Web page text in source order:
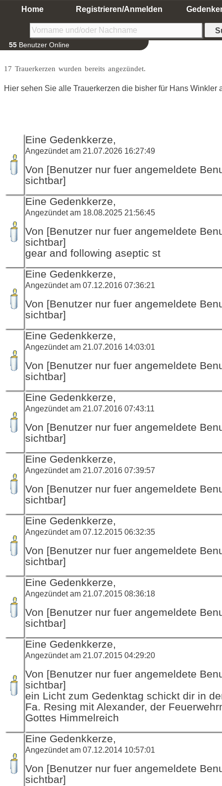
Home Registrieren/Anmelden
55 Benutzer Online
17 Trauerkerzen wurden bereits angezündet.
Hier sehen Sie alle Trauerkerzen die bisher für Hans Winkler
Eine Gedenkkerze,
Angezündet am 21.07.2026 16:27:49
Von [Benutzer nur fuer angemeldete
sichtbar]
Eine Gedenkkerze,
Angezündet am 18.08.2025 21:56:45
Von [Benutzer nur fuer angemeldete
sichtbar]
gear and following aseptic st
Eine Gedenkkerze,
Angezündet am 07.12.2016 07:36:21
Von [Benutzer nur fuer angemeldete
sichtbar]
Eine Gedenkkerze,
Angezündet am 21.07.2016 14:03:01
Von [Benutzer nur fuer angemeldete
sichtbar]
Eine Gedenkkerze,
Angezündet am 21.07.2016 07:43:11
Von [Benutzer nur fuer angemeldete
sichtbar]
Eine Gedenkkerze,
Angezündet am 21.07.2016 07:39:57
Von [Benutzer nur fuer angemeldete
sichtbar]
Eine Gedenkkerze,
Angezündet am 07.12.2015 06:32:35
Von [Benutzer nur fuer angemeldete
sichtbar]
Eine Gedenkkerze,
Angezündet am 21.07.2015 08:36:18
Von [Benutzer nur fuer angemeldete
sichtbar]
Eine Gedenkkerze,
Angezündet am 21.07.2015 04:29:20
Von [Benutzer nur fuer angemeldete
sichtbar]
ein Licht zum Gedenktag schickt dir in
Fa. Resing mit Alexander, der
Gottes Himmelreich
Eine Gedenkkerze,
Angezündet am 07.12.2014 10:57:01
Von [Benutzer nur fuer angemeldete
sichtbar]